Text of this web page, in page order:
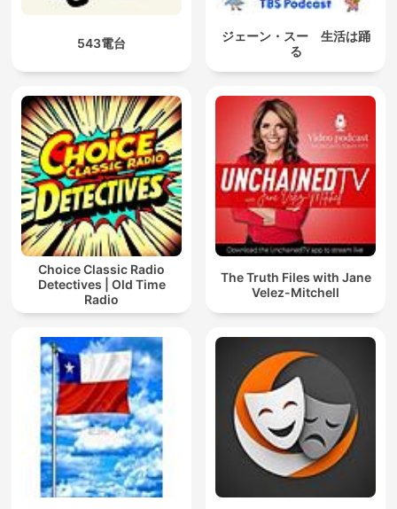
543電台
ジェーン・スー 生活は踊
る
Choice Classic Radio
Detectives | Old Time
Radio
The Truth Files with Jane
Velez-Mitchell